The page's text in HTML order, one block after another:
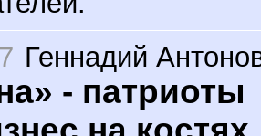
Геннадий
- патриоты